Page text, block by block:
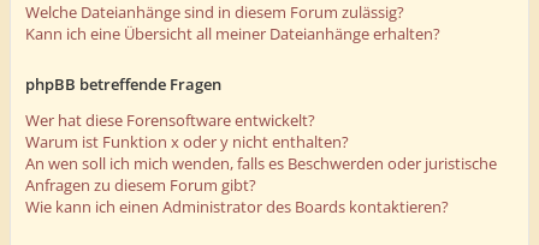
Welche Dateianhänge sind in diesem Forum zulässig?
Kann ich eine Übersicht all meiner Dateianhänge erhalten?
phpBB betreffende Fragen
Wer hat diese Forensoftware entwickelt?
Warum ist Funktion x oder y nicht enthalten?
An wen soll ich mich wenden, falls es Beschwerden oder juristische
Anfragen zu diesem Forum gibt?
Wie kann ich einen Administrator des Boards kontaktieren?